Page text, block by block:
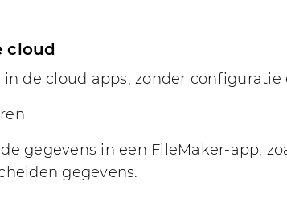
cloud
in de cloud apps, zonder
gegevens in een FileMaker-app,
gegevens.